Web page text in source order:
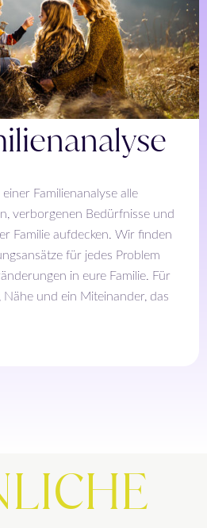
Familienanalyse alle
verborgenen Bedürfnisse und
Familie aufdecken. Wir finden
für jedes Problem
in eure Familie. Für
und ein Miteinander, das